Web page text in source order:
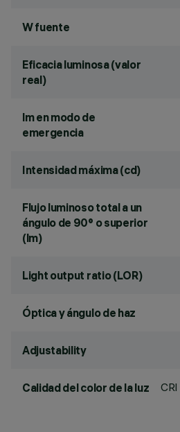
W fuente
Eficacia luminosa (valor
real)
lm en modo de
emergencia
Intensidad máxima (cd)
Flujo luminoso total a un
ángulo de 90° o superior
(lm)
Light output ratio (LOR)
Óptica y ángulo de haz
Adjustability
Calidad del color de la luz CRI